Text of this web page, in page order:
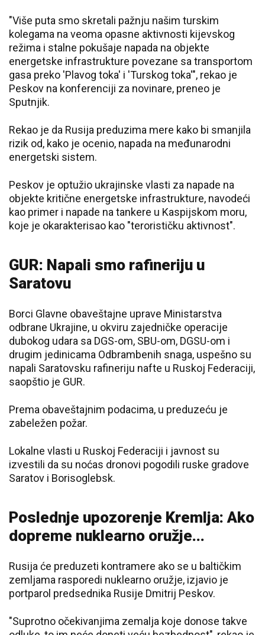
"Više puta smo skretali pažnju našim turskim
kolegama na veoma opasne aktivnosti kijevskog
režima i stalne pokušaje napada na objekte
energetske infrastrukture povezane sa transportom
gasa preko 'Plavog toka' i 'Turskog toka'", rekao je
Peskov na konferenciji za novinare, preneo je
Sputnjik.
Rekao je da Rusija preduzima mere kako bi smanjila
rizik od, kako je ocenio, napada na međunarodni
energetski sistem.
Peskov je optužio ukrajinske vlasti za napade na
objekte kritične energetske infrastrukture, navodeći
kao primer i napade na tankere u Kaspijskom moru,
koje je okarakterisao kao "terorističku aktivnost".
GUR: Napali smo rafineriju u
Saratovu
Borci Glavne obaveštajne uprave Ministarstva
odbrane Ukrajine, u okviru zajedničke operacije
dubokog udara sa DGS-om, SBU-om, DGSU-om i
drugim jedinicama Odbrambenih snaga, uspešno su
napali Saratovsku rafineriju nafte u Ruskoj Federaciji,
saopštio je GUR.
Prema obaveštajnim podacima, u preduzeću je
zabeležen požar.
Lokalne vlasti u Ruskoj Federaciji i javnost su
izvestili da su noćas dronovi pogodili ruske gradove
Saratov i Borisoglebsk.
Poslednje upozorenje Kremlja: Ako
dopreme nuklearno oružje...
Rusija će preduzeti kontramere ako se u baltičkim
zemljama rasporedi nuklearno oružje, izjavio je
portparol predsednika Rusije Dmitrij Peskov.
"Suprotno očekivanjima zemalja koje donose takve